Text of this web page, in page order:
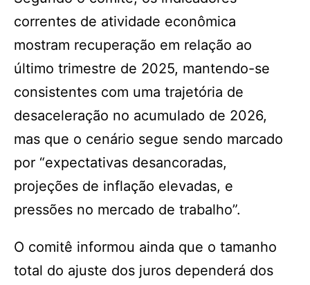
correntes de atividade econômica
mostram recuperação em relação ao
último trimestre de 2025, mantendo-se
consistentes com uma trajetória de
desaceleração no acumulado de 2026,
mas que o cenário segue sendo marcado
por “expectativas desancoradas,
projeções de inflação elevadas, e
pressões no mercado de trabalho”.
O comitê informou ainda que o tamanho
total do ajuste dos juros dependerá dos